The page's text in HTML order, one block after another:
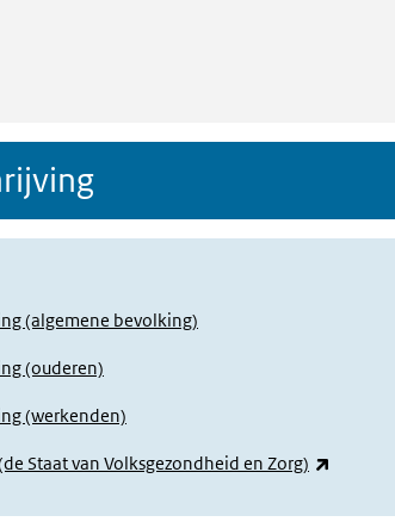
(algemene bevolking)
(ouderen)
(werkenden)
Staat van Volksgezondheid en Zorg)